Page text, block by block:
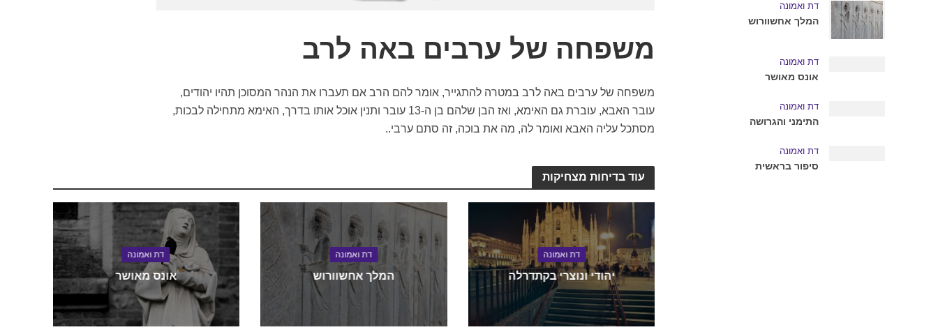
משפחה של ערבים באה לרב
משפחה של ערבים באה לרב במטרה להתגייר, אומר להם הרב אם תעברו את הנהר המסוכן תהיו יהודים,
עובר האבא, עוברת גם האימא, ואז הבן שלהם בן ה-13 עובר ותנין אוכל אותו בדרך, האימא מתחילה לבכות,
מסתכל עליה האבא ואומר לה, מה את בוכה, זה סתם ערבי..
עוד בדיחות מצחיקות
דת ואמונה
יהודי ונוצרי בקתדרלה
דת ואמונה
המלך אחשוורוש
דת ואמונה
אונס מאושר
דת ואמונה
המלך אחשוורוש
דת ואמונה
אונס מאושר
דת ואמונה
התימני והגרושה
דת ואמונה
סיפור בראשית